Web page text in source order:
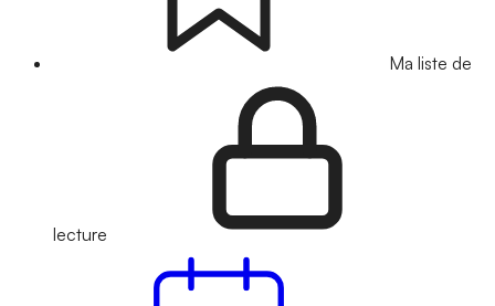
Ma liste de
lecture